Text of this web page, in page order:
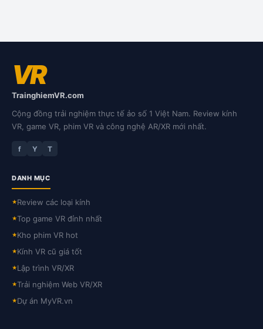
VR
TrainghiemVR.com
Cộng đồng trải nghiệm thực tế ảo số 1 Việt Nam. Review kính
VR, game VR, phim VR và công nghệ AR/XR mới nhất.
f Y T
DANH MỤC
★Review các loại kính
★Top game VR đỉnh nhất
★Kho phim VR hot
★Kính VR cũ giá tốt
★Lập trình VR/XR
★Trải nghiệm Web VR/XR
★Dự án MyVR.vn